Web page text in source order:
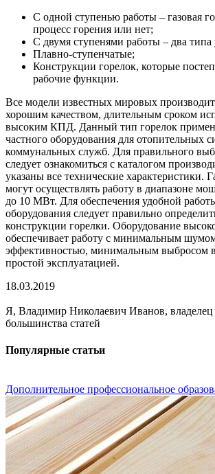
С одной ступенью работы – газовая
процесс горения или нет;
С двумя ступенями работы – два
Плавно-ступенчатые;
Конструкции горелок, которые
рабочие функции.
Все модели известных мировых
хорошим качеством, длительным сроком
высоким КПД. Данный тип горелок
частного оборудования для отопительных
коммунальных служб. Для правильного
следует ознакомиться с каталогом
указаны все технические характеристики.
могут осуществлять работу в диапазоне
до 10 МВт. Для обеспечения удобной
оборудования следует правильно
конструкции горелки. Оборудование
обеспечивает работу с минимальным
эффективностью, минимальным выбросом
простой эксплуатацией.
18.03.2019
Я, Владимир Николаевич Иванов, владелец
большинства статей
Популярные статьи
Дополнительное профессиональное